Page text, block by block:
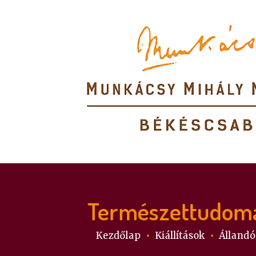
Itt vagy:
Kezdőlap Kiállítások